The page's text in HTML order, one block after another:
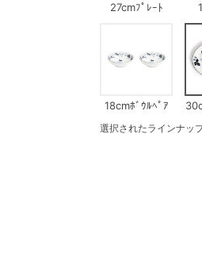
27cmﾌﾟﾚｰﾄ
18cmﾎﾞｳﾙﾍﾟｱ
選択されたラインナッ